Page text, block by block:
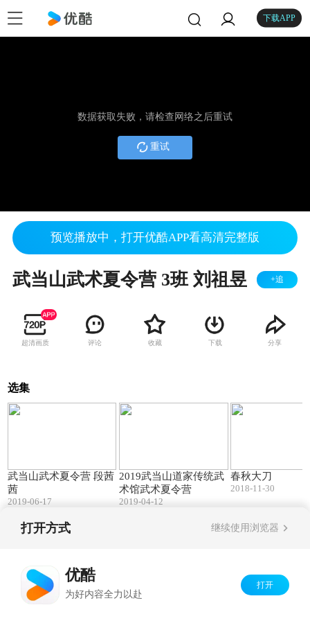
下载APP
数据获取失败，请检查网络之后重试
重试
预览播放中，打开优酷APP看高清完整版
武当山武术夏令营 3班 刘祖昱 +追
超清画质 评论 收藏 下载 分享
选集
武当山武术夏令营 段茜
茜
2019-06-17
2019武当山道家传统武
术馆武术夏令营
2019-04-12
春秋大刀
2018-11-30
打开方式 继续使用浏览器
优酷
为好内容全力以赴
打开